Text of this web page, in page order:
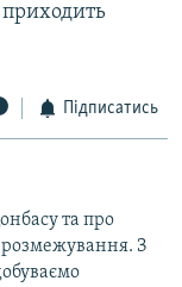
приходить
Підписатись
та про
розмежування. З